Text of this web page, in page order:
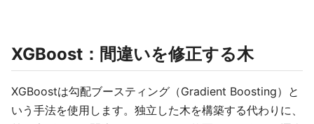
XGBoost：間違いを修正する木
XGBoostは勾配ブースティング（Gradient Boosting）と
いう手法を使用します。独立した木を構築する代わりに、